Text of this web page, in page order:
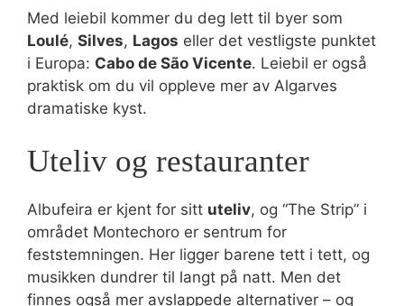
Med leiebil kommer du deg lett til byer som
Loulé, Silves, Lagos eller det vestligste punktet
i Europa: Cabo de São Vicente. Leiebil er også
praktisk om du vil oppleve mer av Algarves
dramatiske kyst.
Uteliv og restauranter
Albufeira er kjent for sitt uteliv, og “The Strip” i
området Montechoro er sentrum for
feststemningen. Her ligger barene tett i tett, og
musikken dundrer til langt på natt. Men det
finnes også mer avslappede alternativer – og